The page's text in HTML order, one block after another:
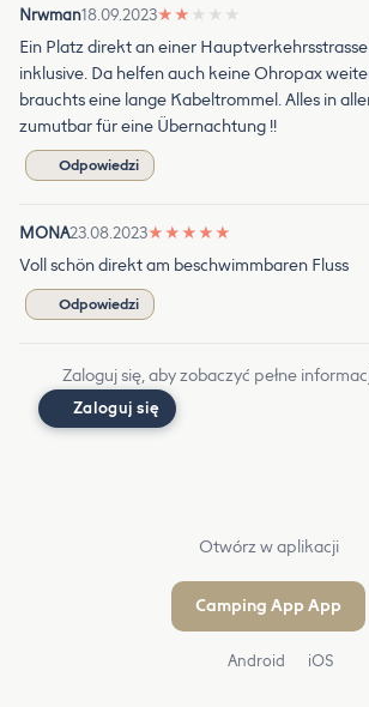
Nrwman18.09.2023★ ★ ★ ★ ★
Ein Platz direkt an einer
inklusive. Da helfen auch keine Ohropax
brauchts eine lange Kabeltrommel. Alles in
zumutbar für eine Übernachtung !!
Odpowiedzi
MONA23.08.2023★ ★ ★ ★ ★
Voll schön direkt am beschwimmbaren Fluss
Odpowiedzi
Zaloguj się, aby zobaczyć pełne
Zaloguj się
Otwórz w aplikacji
Camping App App
Android iOS